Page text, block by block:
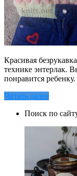
Красивая
технике энтерлак.
понравится ребенку.
Читать далее
Поиск по